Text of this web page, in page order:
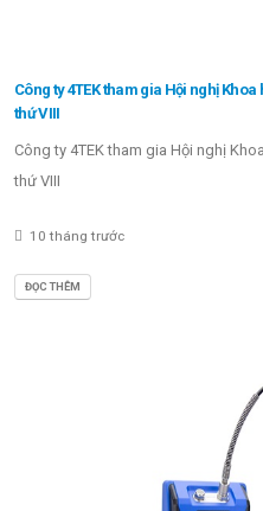
Công ty 4TEK tham gia Hội nghị
thứ VIII
Công ty 4TEK tham gia Hội nghị
thứ VIII
10 tháng trước
ĐỌC THÊM